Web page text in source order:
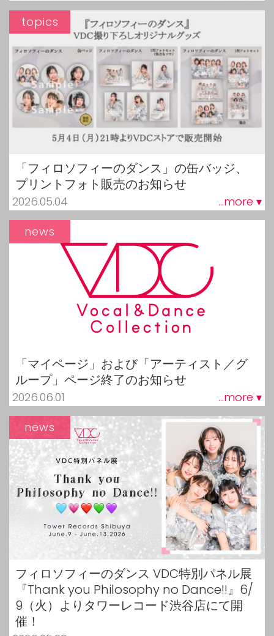
「フィロソフィーのダンス」の缶バッジ、
プリントフォト販売のお知らせ
2026.05.04 ...more ▾
topics
「マイページ」および「アーティスト／グ
ループ」ページ終了のお知らせ
2026.06.01 ...more ▾
news
フィロソフィーのダンス VDC特別パネル展
『Thank you Philosophy no Dance!!』6/
9（火）よりタワーレコード渋谷店にて開
催！
news